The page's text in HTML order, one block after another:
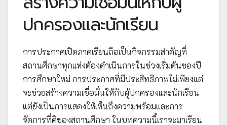
ปกครองและนักเรียน
การประกาศเปิดภาคเรียนถือเป็นกิจกรรมสำคัญที่
สถานศึกษาทุกแห่งต้องดำเนินการในช่วงเริ่มต้นของปี
การศึกษาใหม่ การประกาศที่มีประสิทธิภาพไม่เพียงแต่
จะช่วยสร้างความเชื่อมั่นให้กับผู้ปกครองและนักเรียน
แต่ยังเป็นการแสดงให้เห็นถึงความพร้อมและการ
จัดการที่ดีของสถานศึกษา ในบทความนี้เราจะมาเรียน